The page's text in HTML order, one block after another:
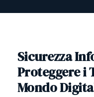
Sicurezza
Proteggere i
Mondo